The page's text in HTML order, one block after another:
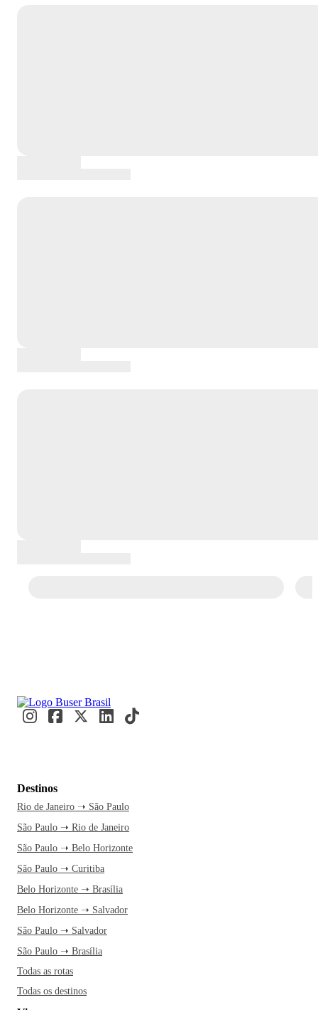
Destinos
Rio de Janeiro ➝ São Paulo
São Paulo ➝ Rio de Janeiro
São Paulo ➝ Belo Horizonte
São Paulo ➝ Curitiba
Belo Horizonte ➝ Brasília
Belo Horizonte ➝ Salvador
São Paulo ➝ Salvador
São Paulo ➝ Brasília
Todas as rotas
Todas os destinos